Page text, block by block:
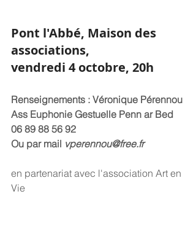
Pont l'Abbé, Maison des
associations,
vendredi 4 octobre, 20h
Renseignements : Véronique Pérennou
Ass Euphonie Gestuelle Penn ar Bed
06 89 88 56 92
Ou par mail vperennou@free.fr
en partenariat avec l'association Art en
Vie